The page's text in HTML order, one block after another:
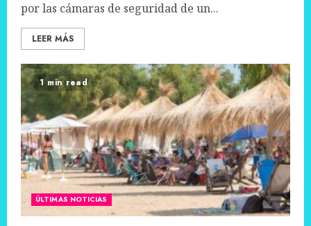
por las cámaras de seguridad de un...
LEER MÁS
1 min read
ÚLTIMAS NOTICIAS